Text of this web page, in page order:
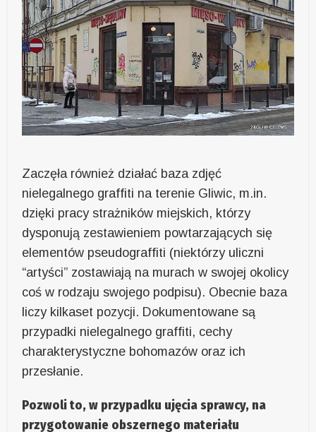
Zaczęła również działać baza zdjęć
nielegalnego graffiti na terenie Gliwic, m.in.
dzięki pracy strażników miejskich, którzy
dysponują zestawieniem powtarzających się
elementów pseudograffiti (niektórzy uliczni
“artyści” zostawiają na murach w swojej okolicy
coś w rodzaju swojego podpisu). Obecnie baza
liczy kilkaset pozycji. Dokumentowane są
przypadki nielegalnego graffiti, cechy
charakterystyczne bohomazów oraz ich
przesłanie.
Pozwoli to, w przypadku ujęcia sprawcy, na
przygotowanie obszernego materiału